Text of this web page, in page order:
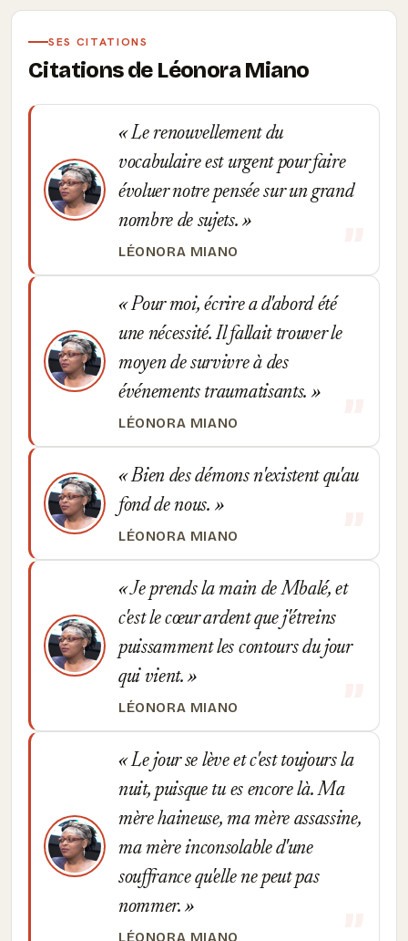
SES CITATIONS
Citations de Léonora Miano
Le renouvellement du
vocabulaire est urgent pour faire
évoluer notre pensée sur un grand
nombre de sujets.
LÉONORA MIANO
Pour moi, écrire a d'abord été
une nécessité. Il fallait trouver le
moyen de survivre à des
événements traumatisants.
LÉONORA MIANO
Bien des démons n'existent qu'au
fond de nous.
LÉONORA MIANO
Je prends la main de Mbalé, et
c'est le cœur ardent que j'étreins
puissamment les contours du jour
qui vient.
LÉONORA MIANO
Le jour se lève et c'est toujours la
nuit, puisque tu es encore là. Ma
mère haineuse, ma mère assassine,
ma mère inconsolable d'une
souffrance qu'elle ne peut pas
nommer.
LÉONORA MIANO